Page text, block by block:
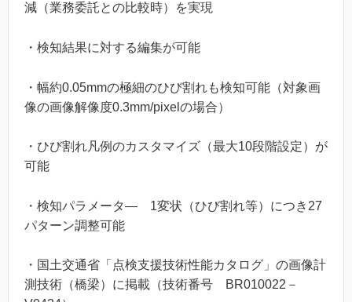
減（業務委託との比較時）を実現
・検知結果に対する編集が可能
・幅約0.05mmの極細のひび割れも検知可能（対象画
像の画像解像度0.3mm/pixelの場合）
・ひび割れ凡例のカスタマイズ（最大10段階設定）が
可能
・検知パラメータ― 1変状（ひび割れ等）につき27
パターン調整可能
・国土交通省「点検支援技術性能カタログ」の画像計
測技術（橋梁）に掲載（技術番号 BR010022－